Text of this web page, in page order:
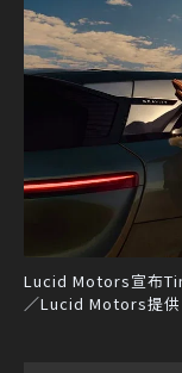
Lucid Motors宣布
／Lucid Motors提供